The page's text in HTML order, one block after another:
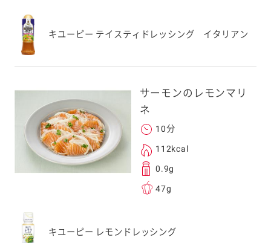
キユーピー テイスティドレッシング イタリアン
サーモンのレモンマリ
ネ
10分
112kcal
0.9g
47g
キユーピー レモンドレッシング